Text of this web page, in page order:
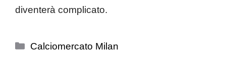
diventerà complicato.
Categorie
Calciomercato Milan